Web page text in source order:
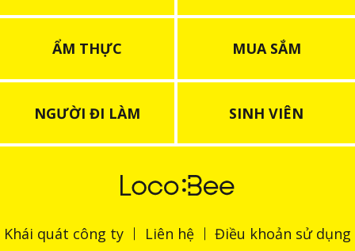
ẨM THỰC MUA SẮM
NGƯỜI ĐI LÀM SINH VIÊN
Khái quát công ty Liên hệ Điều khoản sử dụng